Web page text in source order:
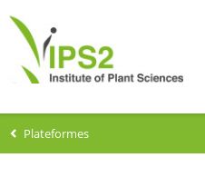
Plateformes